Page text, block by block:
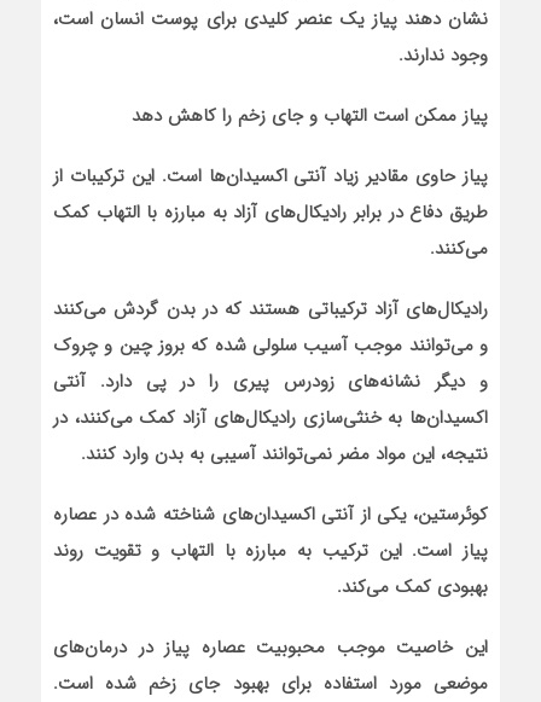
نشان دهند پیاز یک عنصر کلیدی برای پوست انسان است،
وجود ندارند.
پیاز ممکن است التهاب و جای زخم را کاهش دهد
پیاز حاوی مقادیر زیاد آنتی اکسیدان‌ها است. این ترکیبات از
طریق دفاع در برابر رادیکال‌های آزاد به مبارزه با التهاب کمک
می‌کنند.
رادیکال‌های آزاد ترکیباتی هستند که در بدن گردش می‌کنند
و می‌توانند موجب آسیب سلولی شده که بروز چین و چروک
و دیگر نشانه‌های زودرس پیری را در پی دارد. آنتی
اکسیدان‌ها به خنثی‌سازی رادیکال‌های آزاد کمک می‌کنند، در
نتیجه، این مواد مضر نمی‌توانند آسیبی به بدن وارد کنند.
کوئرستین، یکی از آنتی اکسیدان‌های شناخته شده در عصاره
پیاز است. این ترکیب به مبارزه با التهاب و تقویت روند
بهبودی کمک می‌کند.
این خاصیت موجب محبوبیت عصاره پیاز در درمان‌های
موضعی مورد استفاده برای بهبود جای زخم شده است.